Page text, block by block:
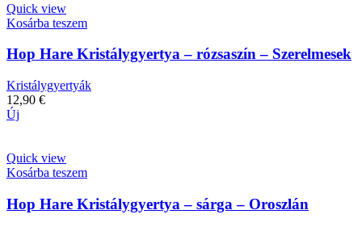
Quick view
Kosárba teszem
Hop Hare Kristálygyertya – rózsaszín – Szerelmesek
Kristálygyertyák
12,90 €
Új
Quick view
Kosárba teszem
Hop Hare Kristálygyertya – sárga – Oroszlán